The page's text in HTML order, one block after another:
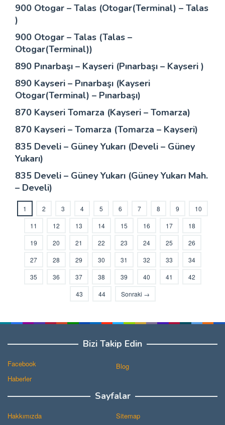
900 Otogar – Talas (Otogar(Terminal) – Talas
)
900 Otogar – Talas (Talas –
Otogar(Terminal))
890 Pınarbaşı – Kayseri (Pınarbaşı – Kayseri )
890 Kayseri – Pınarbaşı (Kayseri
Otogar(Terminal) – Pınarbaşı)
870 Kayseri Tomarza (Kayseri – Tomarza)
870 Kayseri – Tomarza (Tomarza – Kayseri)
835 Develi – Güney Yukarı (Develi – Güney
Yukarı)
835 Develi – Güney Yukarı (Güney Yukarı Mah.
– Develi)
1 2 3 4 5 6 7 8 9
10
11
12 13 14 15 16 17
18
19
20 21 22 23 24 25
26
27
28 29 30 31 32 33
34
35
36 37 38 39 40 41
42
43
44 Sonraki →
Bizi Takip Edin
Facebook
Haberler
Blog
Sayfalar
Hakkımızda Sitemap